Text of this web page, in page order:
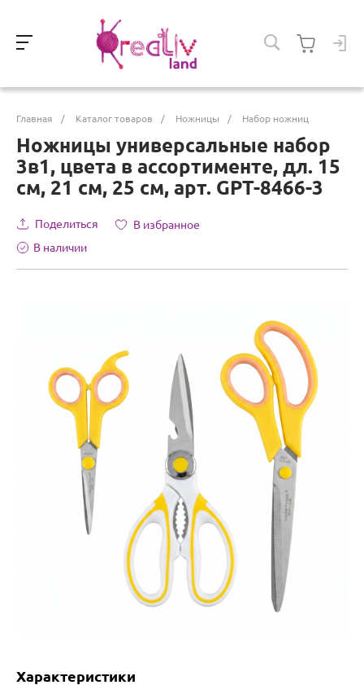
Главная / Каталог товаров / Ножницы / Набор ножниц
Ножницы универсальные набор
3в1, цвета в ассортименте, дл. 15
см, 21 см, 25 см, арт. GPT-8466-3
Поделиться
В избранное
В наличии
Характеристики